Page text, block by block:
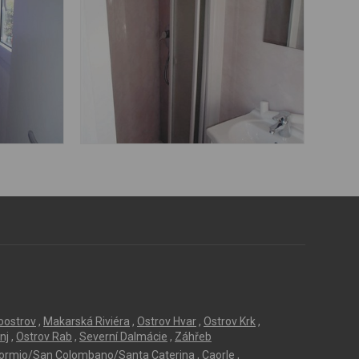
, Makarská Riviéra , Ostrov Hvar , Ostrov Krk ,
, Ostrov Rab , Severní Dalmácie , Záhřeb
San Colombano/Santa Caterina , Caorle ,